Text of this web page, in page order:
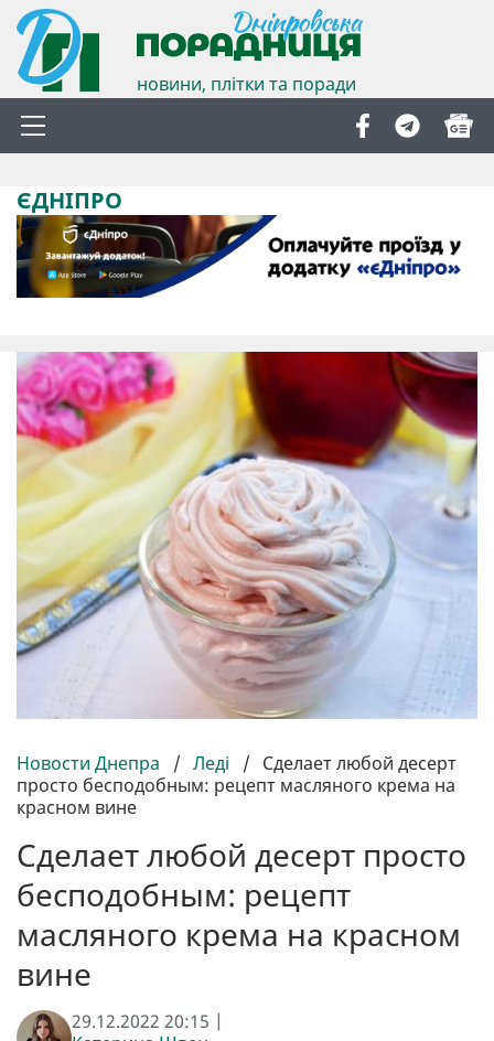
новини, плітки та поради
ЄДНІПРО
Новости Днепра / Леді / Сделает любой десерт
просто бесподобным: рецепт масляного крема на
красном вине
Сделает любой десерт просто
бесподобным: рецепт
масляного крема на красном
вине
29.12.2022 20:15 |